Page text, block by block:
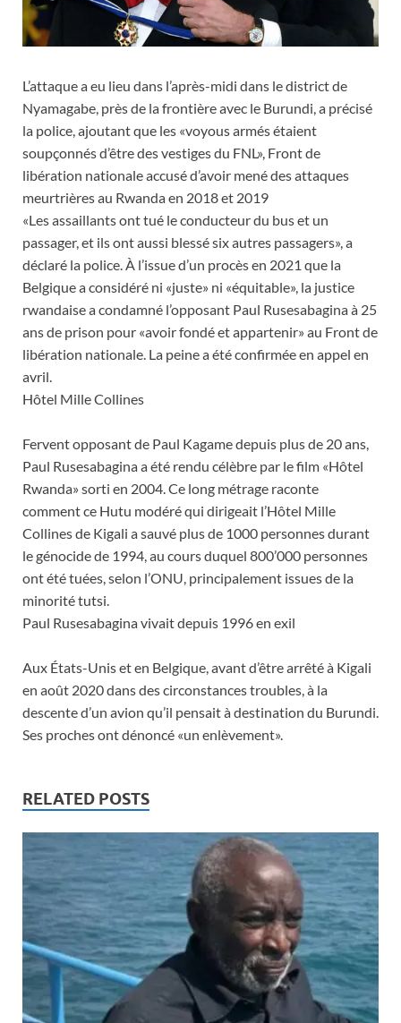
L’attaque a eu lieu dans l’après-midi dans le district de
Nyamagabe, près de la frontière avec le Burundi, a précisé
la police, ajoutant que les «voyous armés étaient
soupçonnés d’être des vestiges du FNL», Front de
libération nationale accusé d’avoir mené des attaques
meurtrières au Rwanda en 2018 et 2019
«Les assaillants ont tué le conducteur du bus et un
passager, et ils ont aussi blessé six autres passagers», a
déclaré la police. À l’issue d’un procès en 2021 que la
Belgique a considéré ni «juste» ni «équitable», la justice
rwandaise a condamné l’opposant Paul Rusesabagina à 25
ans de prison pour «avoir fondé et appartenir» au Front de
libération nationale. La peine a été confirmée en appel en
avril.
Hôtel Mille Collines
Fervent opposant de Paul Kagame depuis plus de 20 ans,
Paul Rusesabagina a été rendu célèbre par le film «Hôtel
Rwanda» sorti en 2004. Ce long métrage raconte
comment ce Hutu modéré qui dirigeait l’Hôtel Mille
Collines de Kigali a sauvé plus de 1000 personnes durant
le génocide de 1994, au cours duquel 800’000 personnes
ont été tuées, selon l’ONU, principalement issues de la
minorité tutsi.
Paul Rusesabagina vivait depuis 1996 en exil
Aux États-Unis et en Belgique, avant d’être arrêté à Kigali
en août 2020 dans des circonstances troubles, à la
descente d’un avion qu’il pensait à destination du Burundi.
Ses proches ont dénoncé «un enlèvement».
RELATED POSTS